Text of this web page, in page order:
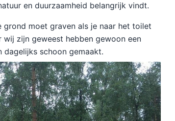
en duurzaamheid belangrijk vindt.
moet graven als je naar het toilet
zijn geweest hebben gewoon een
schoon gemaakt.